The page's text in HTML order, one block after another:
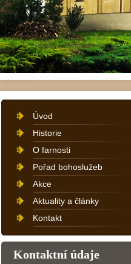
Úvod
Historie
O farnosti
Pořad bohoslužeb
Akce
Aktuality a články
Kontakt
Kontaktní údaje